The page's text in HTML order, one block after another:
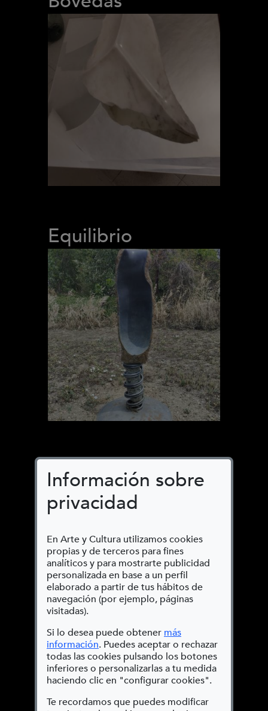
Información sobre
privacidad
En Arte y Cultura utilizamos cookies
propias y de terceros para fines
analíticos y para mostrarte publicidad
personalizada en base a un perfil
elaborado a partir de tus hábitos de
navegación (por ejemplo, páginas
visitadas).
Si lo desea puede obtener más
información(Abre en nueva ventana)
. Puedes aceptar o rechazar
todas las cookies pulsando los botones
inferiores o personalizarlas a tu medida
haciendo clic en "configurar cookies".
Te recordamos que puedes modificar
Equilibrio
Hoja